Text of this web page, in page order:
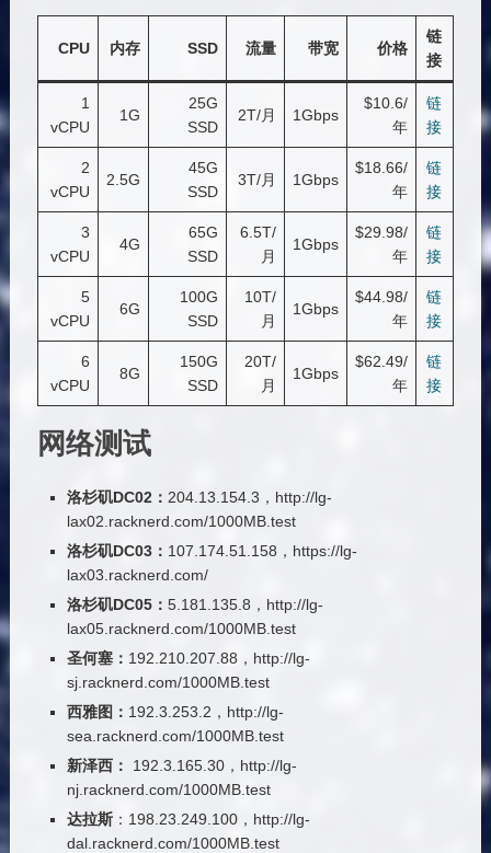
CPU 内存 SSD 流量 带宽 价格
链
接
1
vCPU
1G
25G
SSD
2T/月 1Gbps
$10.6/
年
链
接
2
vCPU
2.5G
45G
SSD
3T/月 1Gbps
$18.66/
年
链
接
3
vCPU
4G
65G
SSD
6.5T/
月
1Gbps
$29.98/
年
链
接
5
vCPU
6G
100G
SSD
10T/
月
1Gbps
$44.98/
年
链
接
6
vCPU
8G
150G
SSD
20T/
月
1Gbps
$62.49/
年
链
接
网络测试
洛杉矶DC02： 204.13.154.3，http://lg-
lax02.racknerd.com/1000MB.test
洛杉矶DC03： 107.174.51.158，https://lg-
lax03.racknerd.com/
洛杉矶DC05： 5.181.135.8，http://lg-
lax05.racknerd.com/1000MB.test
圣何塞： 192.210.207.88，http://lg-
sj.racknerd.com/1000MB.test
西雅图： 192.3.253.2，http://lg-
sea.racknerd.com/1000MB.test
新泽西：
192.3.165.30，http://lg-
nj.racknerd.com/1000MB.test
达拉斯：198.23.249.100，http://lg-
dal.racknerd.com/1000MB.test